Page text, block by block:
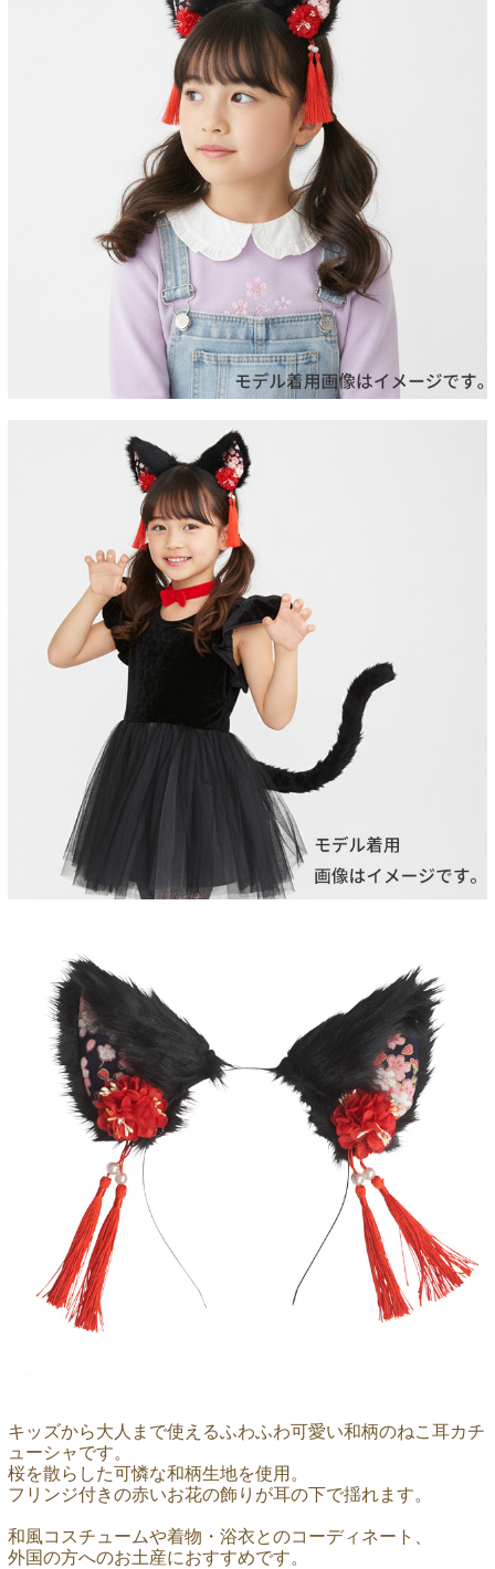
キッズから大人まで使えるふわふわ可愛い和柄のねこ耳カチ
ューシャです。
桜を散らした可憐な和柄生地を使用。
フリンジ付きの赤いお花の飾りが耳の下で揺れます。
和風コスチュームや着物・浴衣とのコーディネート、
外国の方へのお土産におすすめです。